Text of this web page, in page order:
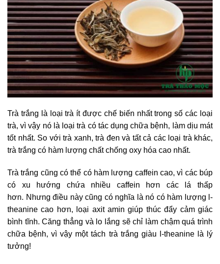
Trà trắng là loại trà ít được chế biến nhất trong số các loại
trà, vì vậy nó là loại trà có tác dụng chữa bệnh, làm dịu mát
tốt nhất. So với trà xanh, trà đen và tất cả các loại trà khác,
trà trắng có hàm lượng chất chống oxy hóa cao nhất.
Trà trắng cũng có thể có hàm lượng caffein cao, vì các búp
có xu hướng chứa nhiều caffein hơn các lá thấp
hơn. Nhưng điều này cũng có nghĩa là nó có hàm lượng l-
theanine cao hơn, loại axit amin giúp thúc đẩy cảm giác
bình tĩnh. Căng thẳng và lo lắng sẽ chỉ làm chậm quá trình
chữa bệnh, vì vậy một tách trà trắng giàu l-theanine là lý
tưởng!